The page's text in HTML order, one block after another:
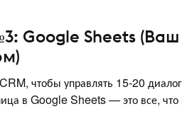
Google Sheets (Ваш
чтобы управлять 15-20
в Google Sheets — это все,